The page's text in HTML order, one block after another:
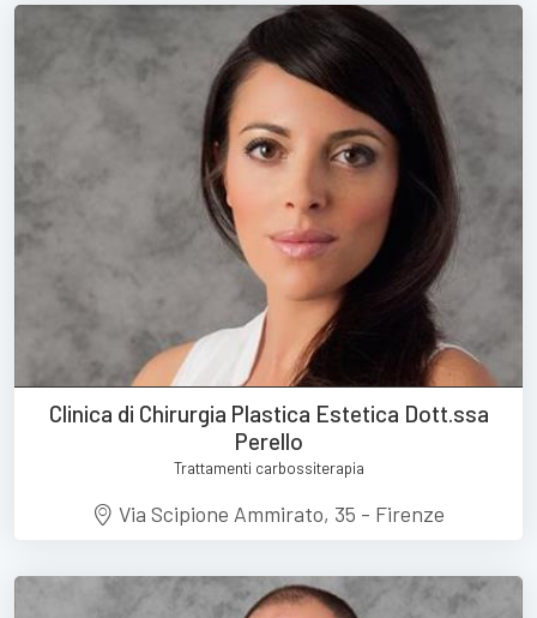
Clinica di Chirurgia Plastica Estetica Dott.ssa
Perello
Trattamenti carbossiterapia
Via Scipione Ammirato, 35 - Firenze